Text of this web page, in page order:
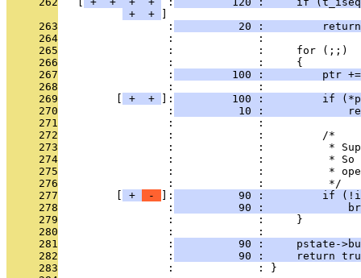
+
+
     263
                 :
20 :
     264
                 :             :
     265
                 :             :     for (;;)
     266
                 :             :     {
     267
                 :
100 :         ptr
     268
                 :             :
     269
+ + ]:
100 :         if
     270
                 :
10 :
     271
                 :             :
     272
                 :             :         /*
     273
:             :          *
     274
:             :          *
     275
:             :          *
     276
                 :             :          */
     277
+ - ]:
90 :         if
     278
                 :
90 :
     279
                 :             :     }
     280
                 :             :
     281
                 :
90 :     pstate-
     282
                 :
90 :     return
     283
                 :             : }